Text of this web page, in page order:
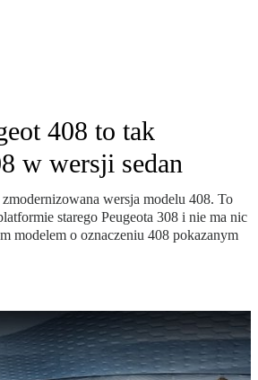
408 to tak
w wersji sedan
wersja modelu 408. To
starego Peugeota 308 i nie ma nic
modelem o oznaczeniu 408 pokazanym